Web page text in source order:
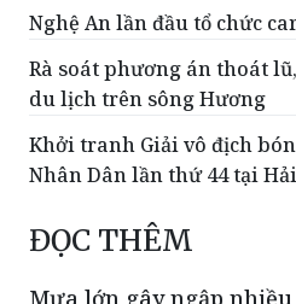
Đồn Biên phòng Trung
gặp nạn trên biển
Nghệ An lần đầu tổ chức
Rà soát phương án thoát
du lịch trên sông Hương
Khởi tranh Giải vô địch
Nhân Dân lần thứ 44 tại Hải